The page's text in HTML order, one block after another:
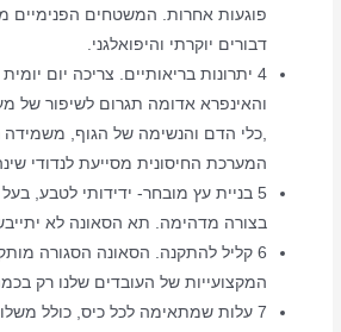
פוגעות אחרות. המשטחים הפנימיים
דבורים יוקרתי והיפואלגני.
4 יתרונות בריאותיים. צריכה יום
והאינפרא אדומה תגרום לשיפור של
,כלי הדם והנשימה של הגוף,
המערכת החיסונית מסייעת לנדודי
5 בניית עץ מובחר- ידידותי לטבע,
בצורה מדהימה. תא הסאונה לא
6 קליל להתקנה. הסאונה הסגורה
המקצועייות של העובדים שלנו רק
7 עלות שמתאימה לכל כיס, כולל